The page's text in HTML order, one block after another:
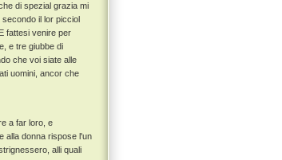
di spezial grazia mi
il lor picciol
E fattesi venire per
e tre giubbe di
che voi siate alle
uomini, ancor che
a far loro, e
alla donna rispose l'un
alli quali